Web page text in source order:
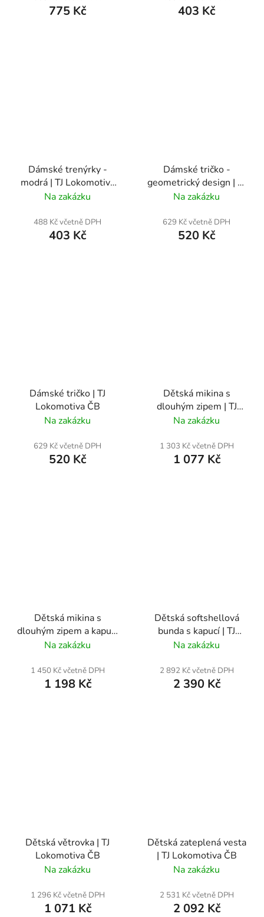
775 Kč 403 Kč
Dámské trenýrky -
modrá | TJ Lokomotiva
ČB
Na zakázku
488 Kč včetně DPH
403 Kč
Dámské tričko -
geometrický design | TJ
Lokomotiva ČB
Na zakázku
629 Kč včetně DPH
520 Kč
Dámské tričko | TJ
Lokomotiva ČB
Na zakázku
629 Kč včetně DPH
520 Kč
Dětská mikina s
dlouhým zipem | TJ
Lokomotiva ČB
Na zakázku
1 303 Kč včetně DPH
1 077 Kč
Dětská mikina s
dlouhým zipem a kapucí
| TJ Lokomotiva ČB
Na zakázku
1 450 Kč včetně DPH
1 198 Kč
Dětská softshellová
bunda s kapucí | TJ
Lokomotiva ČB
Na zakázku
2 892 Kč včetně DPH
2 390 Kč
Dětská větrovka | TJ
Lokomotiva ČB
Na zakázku
1 296 Kč včetně DPH
1 071 Kč
Dětská zateplená vesta
| TJ Lokomotiva ČB
Na zakázku
2 531 Kč včetně DPH
2 092 Kč